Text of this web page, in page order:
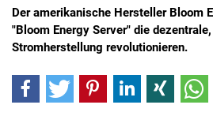
Der amerikanische Hersteller Bloom
"Bloom Energy Server" die
Stromherstellung revolutionieren.